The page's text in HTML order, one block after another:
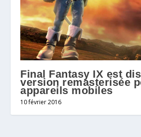
Final Fantasy IX est
version remasterisée
appareils mobiles
10 février 2016